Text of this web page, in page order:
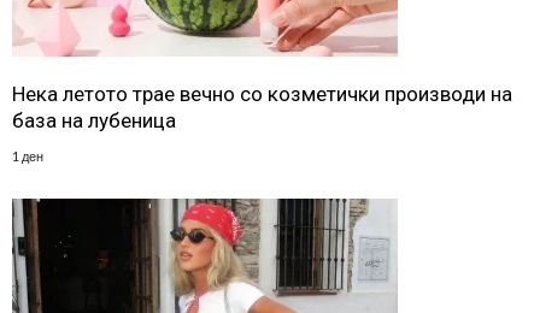
Нека летото трае вечно со козметички производи на
база на лубеница
1 ден